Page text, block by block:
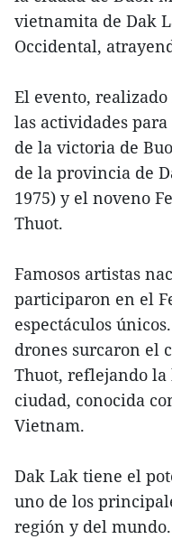
vietnamita de Dak
Occidental,
El evento,
las actividades
de la victoria de
de la provincia de
1975) y el noveno
Thuot.
Famosos artistas
participaron en el
espectáculos
drones surcaron el
Thuot, reflejando
ciudad, conocida
Vietnam.
Dak Lak tiene el
uno de los
región y del